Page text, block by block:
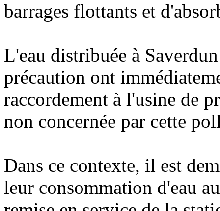
barrages flottants et
L'eau distribuée à
précaution ont
raccordement à l'usine de
non concernée par cette
Dans ce contexte, il est
leur consommation d'eau